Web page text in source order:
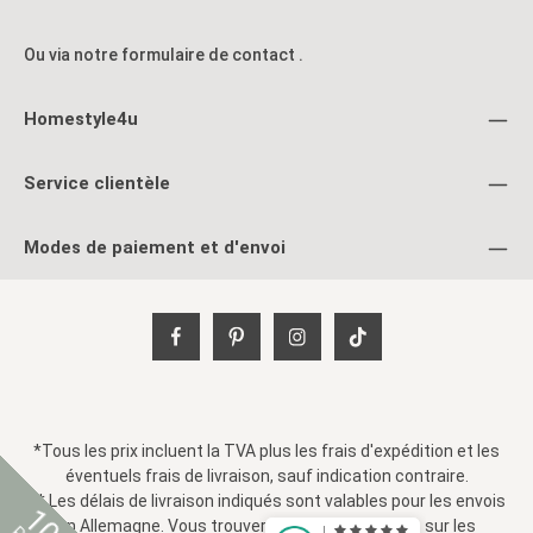
Ou via notre formulaire de contact .
Homestyle4u
Service clientèle
Modes de paiement et d'envoi
*Tous les prix incluent la TVA plus les frais d'expédition et les
éventuels frais de livraison, sauf indication contraire.
** Les délais de livraison indiqués sont valables pour les envois
en Allemagne. Vous trouverez des informations sur les